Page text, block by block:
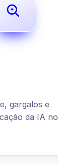
gargalos e
da IA no